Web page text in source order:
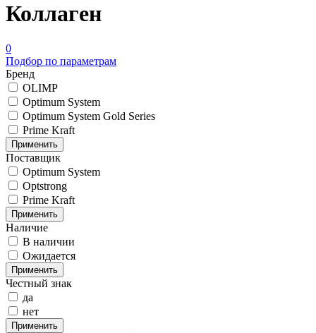
Коллаген
0
Подбор по параметрам
Бренд
OLIMP
Optimum System
Optimum System Gold Series
Prime Kraft
Поставщик
Optimum System
Optstrong
Prime Kraft
Наличие
В наличии
Ожидается
Честный знак
да
нет